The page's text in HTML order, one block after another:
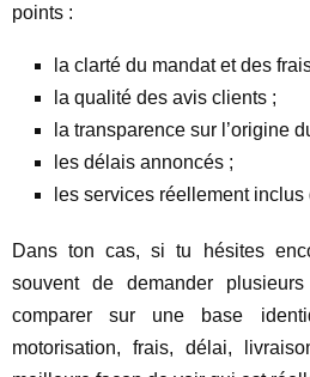
points :
la clarté du mandat et des
la qualité des avis clients ;
la transparence sur l’origine
les délais annoncés ;
les services réellement inclus
Dans ton cas, si tu hésites
souvent de demander
comparer sur une base
motorisation, frais, délai,